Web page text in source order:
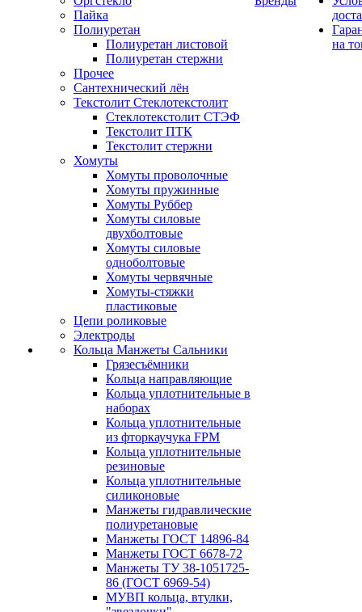
Пайка
Полиуретан
Полиуретан листовой
Полиуретан стержни
Прочее
Сантехнический лён
Текстолит Стеклотекстолит
Стеклотекстолит СТЭФ
Текстолит ПТК
Текстолит стержни
Хомуты
Хомуты проволочные
Хомуты пружинные
Хомуты Руббер
Хомуты силовые
двухболтовые
Хомуты силовые
одноболтовые
Хомуты червячные
Хомуты-стяжки
пластиковые
Цепи роликовые
Электроды
Кольца Манжеты Сальники
Грязесъёмники
Кольца направляющие
Кольца уплотнительные в
наборах
Кольца уплотнительные
из фторкаучука FPM
Кольца уплотнительные
резиновые
Кольца уплотнительные
силиконовые
Манжеты гидравлические
полиуретановые
Манжеты ГОСТ 14896-84
Манжеты ГОСТ 6678-72
Манжеты ТУ 38-1051725-
86 (ГОСТ 6969-54)
МУВП кольца, втулки,
на